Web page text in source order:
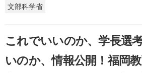
文部科学省
これでいいのか、学長選
いのか、情報公開！福岡